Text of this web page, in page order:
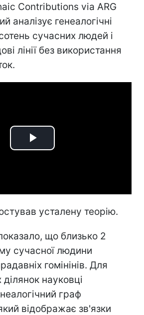
Contributions via ARG
аналізує генеалогічні
сучасних людей і
лінії без використання
Play
усталену теорію.
що близько 2
сучасної людини
гомінінів. Для
науковці
граф
відображає зв'язки